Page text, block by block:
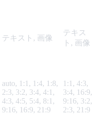
テキスト, 画像
テキス
ト, 画像
auto, 1:1, 1:4, 1:8,
2:3, 3:2, 3:4, 4:1,
4:3, 4:5, 5:4, 8:1,
9:16, 16:9, 21:9
1:1, 4:3,
3:4, 16:9,
9:16, 3:2,
2:3, 21:9